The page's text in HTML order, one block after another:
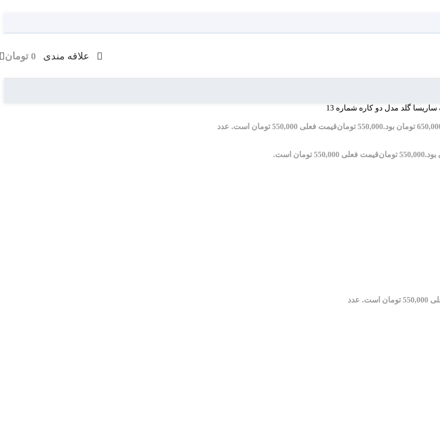
علاقه مندی 0 تومان
ساریسا گلد مدل دو کاره شماره 13
550,000 تومانقیمت فعلی 550,000 تومان است.
عدد
550,000 تومانقیمت فعلی 550,000 تومان است.
است. عدد